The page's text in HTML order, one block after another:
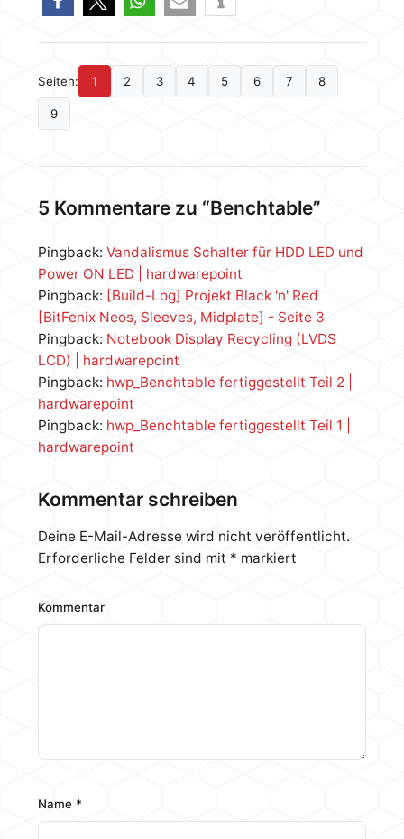
Seiten: 1 2 3 4 5 6 7 8
9
5 Kommentare zu “Benchtable”
Pingback: Vandalismus Schalter für HDD LED und
Power ON LED | hardwarepoint
Pingback: [Build-Log] Projekt Black 'n' Red
[BitFenix Neos, Sleeves, Midplate] - Seite 3
Pingback: Notebook Display Recycling (LVDS
LCD) | hardwarepoint
Pingback: hwp_Benchtable fertiggestellt Teil 2 |
hardwarepoint
Pingback: hwp_Benchtable fertiggestellt Teil 1 |
hardwarepoint
Kommentar schreiben
Deine E-Mail-Adresse wird nicht veröffentlicht.
Erforderliche Felder sind mit * markiert
Kommentar
Name *